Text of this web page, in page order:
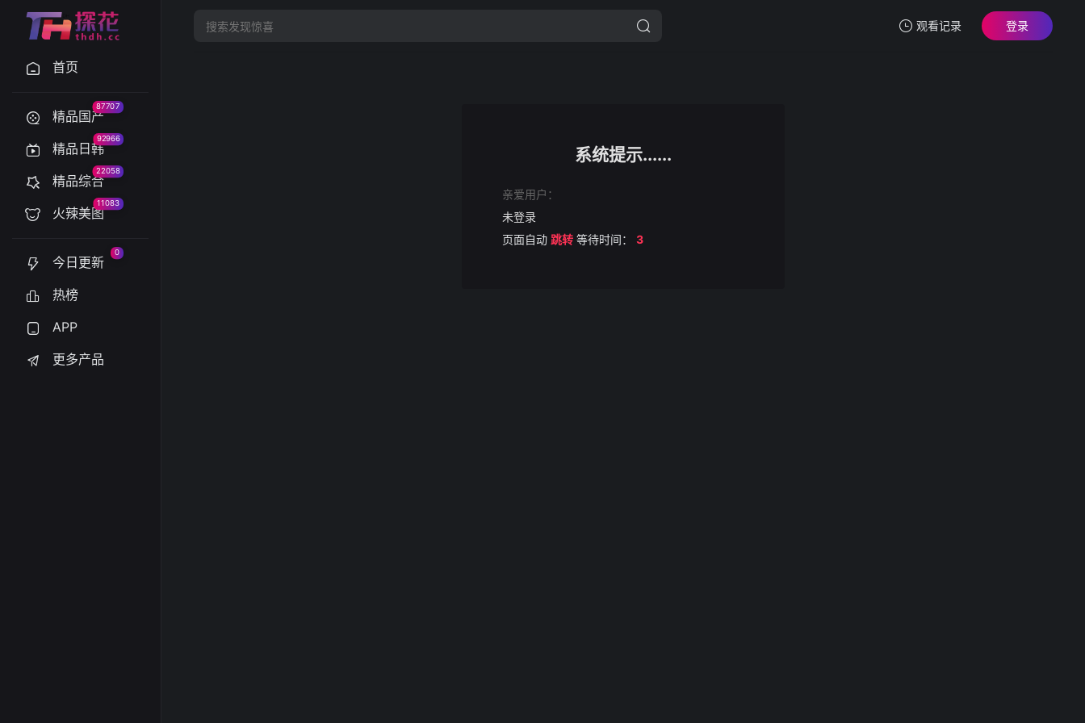
观看记录 登录
首页
精品国产
87707
精品日韩
92966
精品综合
22058
火辣美图
11083
今日更新
0
热榜
APP
更多产品
系统提示......
亲爱用户：
未登录
页面自动 跳转 等待时间： 3